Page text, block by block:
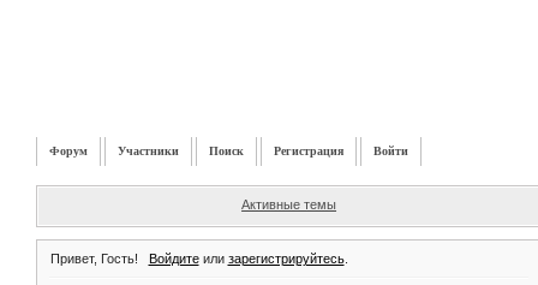
Форум Участники Поиск Регистрация Войти
Активные темы
Привет, Гость! Войдитеили зарегистрируйтесь.